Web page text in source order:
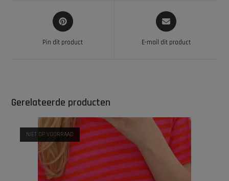
Pin dit product E-mail dit product
Gerelateerde producten
NIET OP VOORRAAD